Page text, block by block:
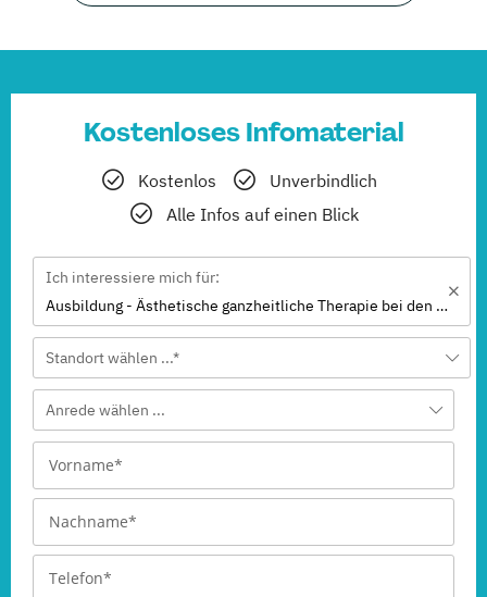
Kostenloses Infomaterial
Kostenlos
Unverbindlich
Alle Infos auf einen Blick
Ich interessiere mich für:
Ausbildung - Ästhetische ganzheitliche Therapie bei den Paracelsus Gesundheitsakademien
Standort wählen ...*
Anrede wählen ...